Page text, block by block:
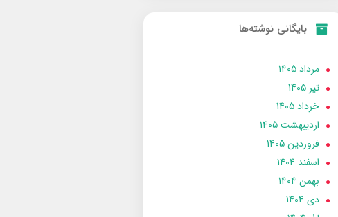
بایگانی نوشته‌ها
مرداد 1405
تير 1405
خرداد 1405
ارديبهشت 1405
فروردین 1405
اسفند 1404
بهمن 1404
دی 1404